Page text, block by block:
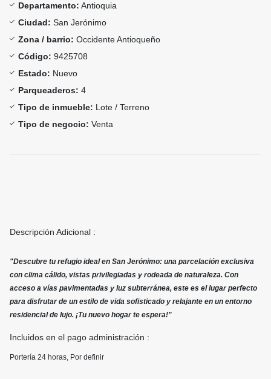
Departamento: Antioquia
Ciudad: San Jerónimo
Zona / barrio: Occidente Antioqueño
Código: 9425708
Estado: Nuevo
Parqueaderos: 4
Tipo de inmueble: Lote / Terreno
Tipo de negocio: Venta
Descripción Adicional :
"Descubre tu refugio ideal en San Jerónimo: una parcelación exclusiva
con clima cálido, vistas privilegiadas y rodeada de naturaleza. Con
acceso a vías pavimentadas y luz subterránea, este es el lugar perfecto
para disfrutar de un estilo de vida sofisticado y relajante en un entorno
residencial de lujo. ¡Tu nuevo hogar te espera!"
Incluidos en el pago administración :
Portería 24 horas, Por definir